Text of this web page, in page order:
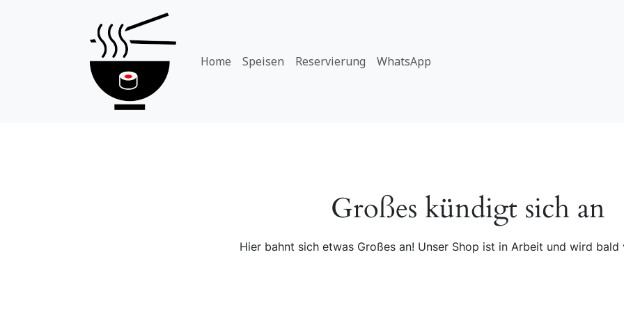
Home Speisen Reservierung WhatsApp
Großes kündigt sich an
Hier bahnt sich etwas Großes an! Unser Shop ist in Arbeit und wird